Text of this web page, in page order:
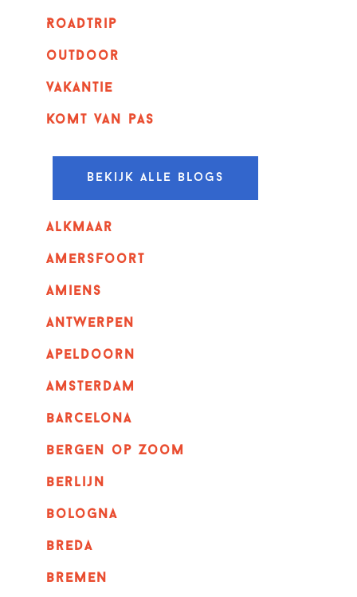
Roadtrip
outdoor
vakantie
komt van pas
Bekijk alle blogs
alkmaar
amersfoort
amiens
Antwerpen
apeldoorn
Amsterdam
barcelona
bergen op zoom
berlijn
bologna
breda
bremen